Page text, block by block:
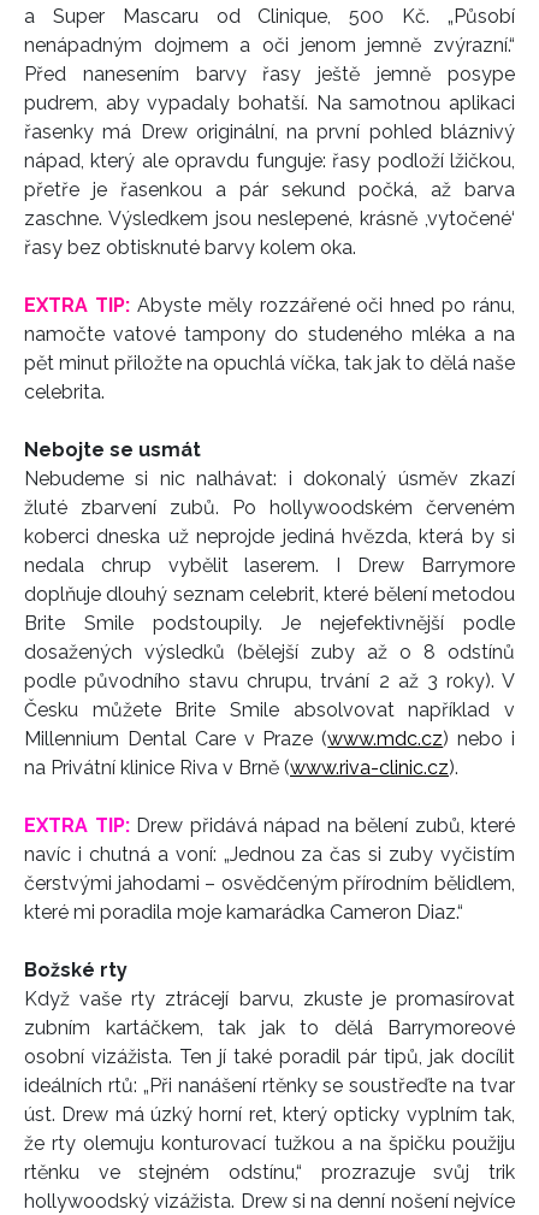
a Super Mascaru od Clinique, 500 Kč. „Působí
nenápadným dojmem a oči jenom jemně zvýrazní.“
Před nanesením barvy řasy ještě jemně posype
pudrem, aby vypadaly bohatší. Na samotnou aplikaci
řasenky má Drew originální, na první pohled bláznivý
nápad, který ale opravdu funguje: řasy podloží lžičkou,
přetře je řasenkou a pár sekund počká, až barva
zaschne. Výsledkem jsou neslepené, krásně ,vytočené‘
řasy bez obtisknuté barvy kolem oka.
EXTRA TIP: Abyste měly rozzářené oči hned po ránu,
namočte vatové tampony do studeného mléka a na
pět minut přiložte na opuchlá víčka, tak jak to dělá naše
celebrita.
Nebojte se usmát
Nebudeme si nic nalhávat: i dokonalý úsměv zkazí
žluté zbarvení zubů. Po hollywoodském červeném
koberci dneska už neprojde jediná hvězda, která by si
nedala chrup vybělit laserem. I Drew Barrymore
doplňuje dlouhý seznam celebrit, které bělení metodou
Brite Smile podstoupily. Je nejefektivnější podle
dosažených výsledků (bělejší zuby až o 8 odstínů
podle původního stavu chrupu, trvání 2 až 3 roky). V
Česku můžete Brite Smile absolvovat například v
Millennium Dental Care v Praze (www.mdc.cz) nebo i
na Privátní klinice Riva v Brně (www.riva-clinic.cz).
EXTRA TIP: Drew přidává nápad na bělení zubů, které
navíc i chutná a voní: „Jednou za čas si zuby vyčistím
čerstvými jahodami – osvědčeným přírodním bělidlem,
které mi poradila moje kamarádka Cameron Diaz.“
Božské rty
Když vaše rty ztrácejí barvu, zkuste je promasírovat
zubním kartáčkem, tak jak to dělá Barrymoreové
osobní vizážista. Ten jí také poradil pár tipů, jak docílit
ideálních rtů: „Při nanášení rtěnky se soustřeďte na tvar
úst. Drew má úzký horní ret, který opticky vyplním tak,
že rty olemuju konturovací tužkou a na špičku použiju
rtěnku ve stejném odstínu,“ prozrazuje svůj trik
hollywoodský vizážista. Drew si na denní nošení nejvíce